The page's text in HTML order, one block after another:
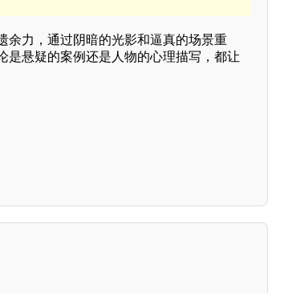
余力，通过阴暗的光影和逼真的场景重
是悬疑的案例还是人物的心理描写，都让